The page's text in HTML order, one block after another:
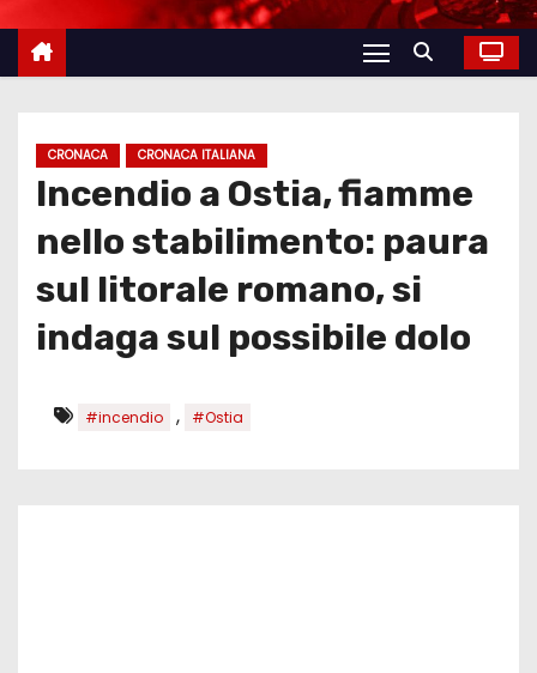
CRONACA CRONACA ITALIANA
Incendio a Ostia, fiamme
nello stabilimento: paura
sul litorale romano, si
indaga sul possibile dolo
#incendio , #Ostia